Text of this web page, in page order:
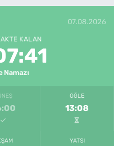
07.08.2026
KALAN
Namazı
ÖĞLE
13:08
YATSI